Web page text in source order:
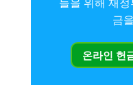
금
온라인 헌